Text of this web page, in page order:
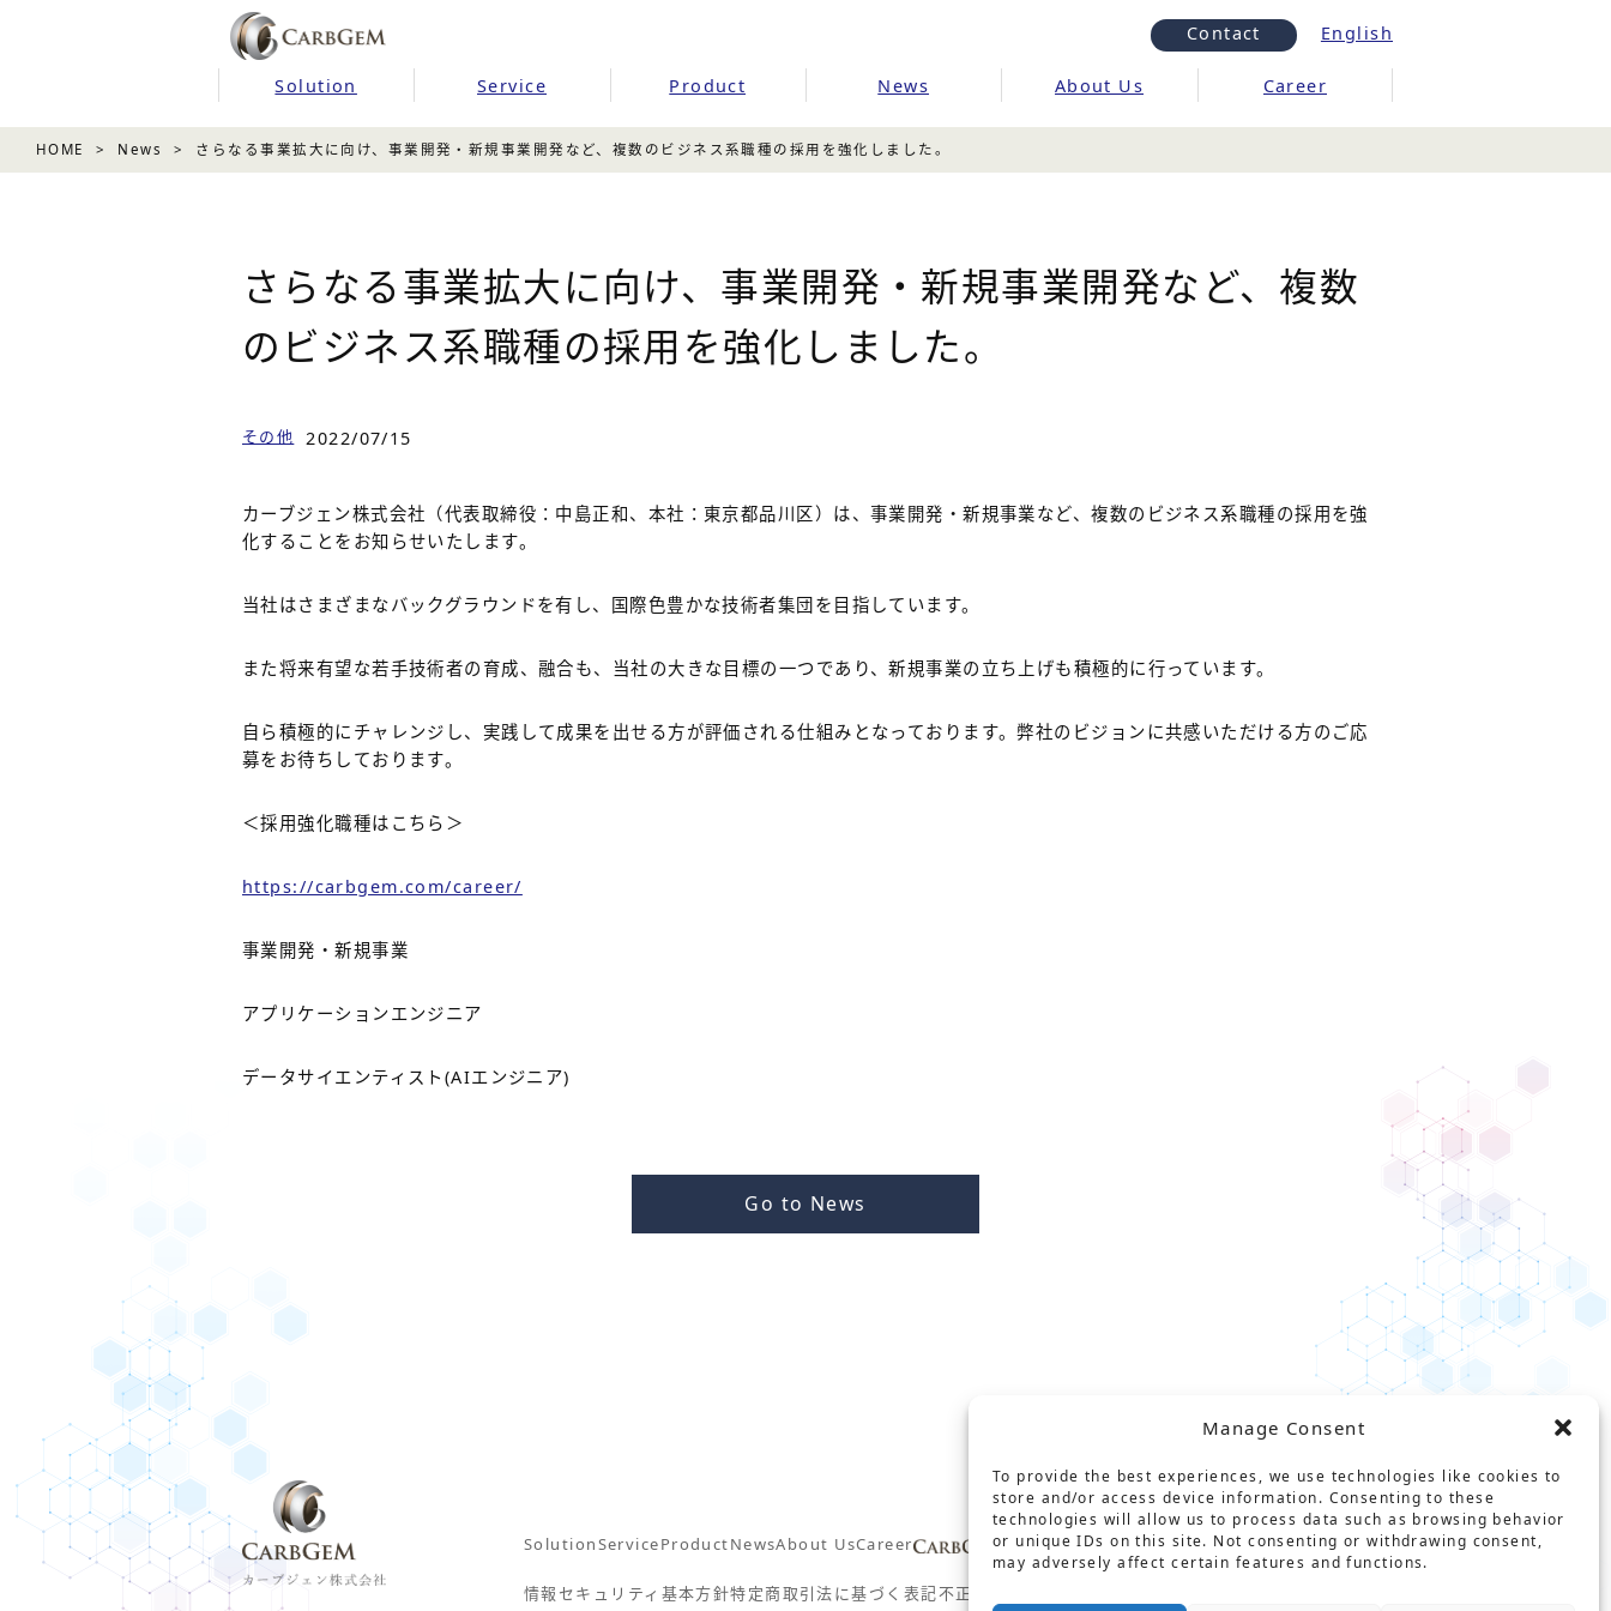
Manage Consent
To provide the best experiences, we use technologies like cookies to
store and/or access device information. Consenting to these
technologies will allow us to process data such as browsing behavior
or unique IDs on this site. Not consenting or withdrawing consent,
may adversely affect certain features and functions.
Contact English
Solution Service Product News About Us Career
HOME News さらなる事業拡大に向け、事業開発・新規事業開発など、複数のビジネス系職種の採用を強化しました。
さらなる事業拡大に向け、事業開発・新規事業開発など、複数
のビジネス系職種の採用を強化しました。
その他 2022/07/15
カーブジェン株式会社（代表取締役：中島正和、本社：東京都品川区）は、事業開発・新規事業など、複数のビジネス系職種の採用を強
化することをお知らせいたします。
当社はさまざまなバックグラウンドを有し、国際色豊かな技術者集団を目指しています。
また将来有望な若手技術者の育成、融合も、当社の大きな目標の一つであり、新規事業の立ち上げも積極的に行っています。
自ら積極的にチャレンジし、実践して成果を出せる方が評価される仕組みとなっております。弊社のビジョンに共感いただける方のご応
募をお待ちしております。
＜採用強化職種はこちら＞
https://carbgem.com/career/
事業開発・新規事業
アプリケーションエンジニア
データサイエンティスト(AIエンジニア)
Go to News
SolutionServiceProductNewsAbout UsCareer Contact用語集プライバシーポリシー
情報セキュリティ基本方針特定商取引法に基づく表記不正防止対策の基本方針